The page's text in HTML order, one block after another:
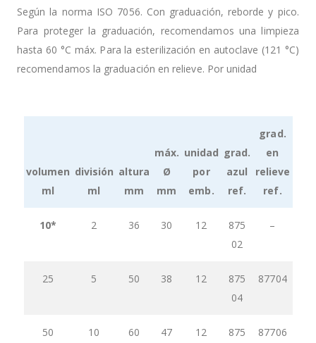
Según la norma ISO 7056. Con graduación, reborde y pico.
Para proteger la graduación, recomendamos una limpieza
hasta 60 °C máx. Para la esterilización en autoclave (121 °C)
recomendamos la graduación en relieve. Por unidad
volumen
ml
división
ml
altura
mm
máx.
Ø
mm
unidad
por
emb.
grad.
azul
ref.
grad.
en
relieve
ref.
10* 2 36 30 12
875
02
–
25 5 50 38 12
875
04
87704
50 10 60 47 12
875
87706